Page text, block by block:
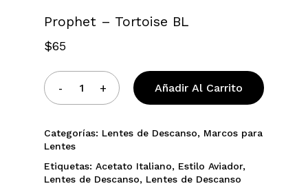
Prophet – Tortoise BL
$65
Añadir Al Carrito
Categorías: Lentes de Descanso, Marcos para
Lentes
Etiquetas: Acetato Italiano, Estilo Aviador,
Lentes de Descanso, Lentes de Descanso